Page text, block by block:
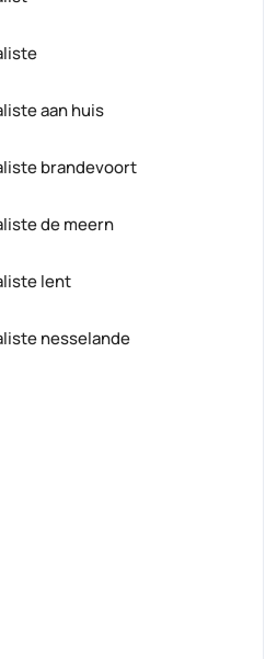
aan huis
brandevoort
de meern
lent
nesselande